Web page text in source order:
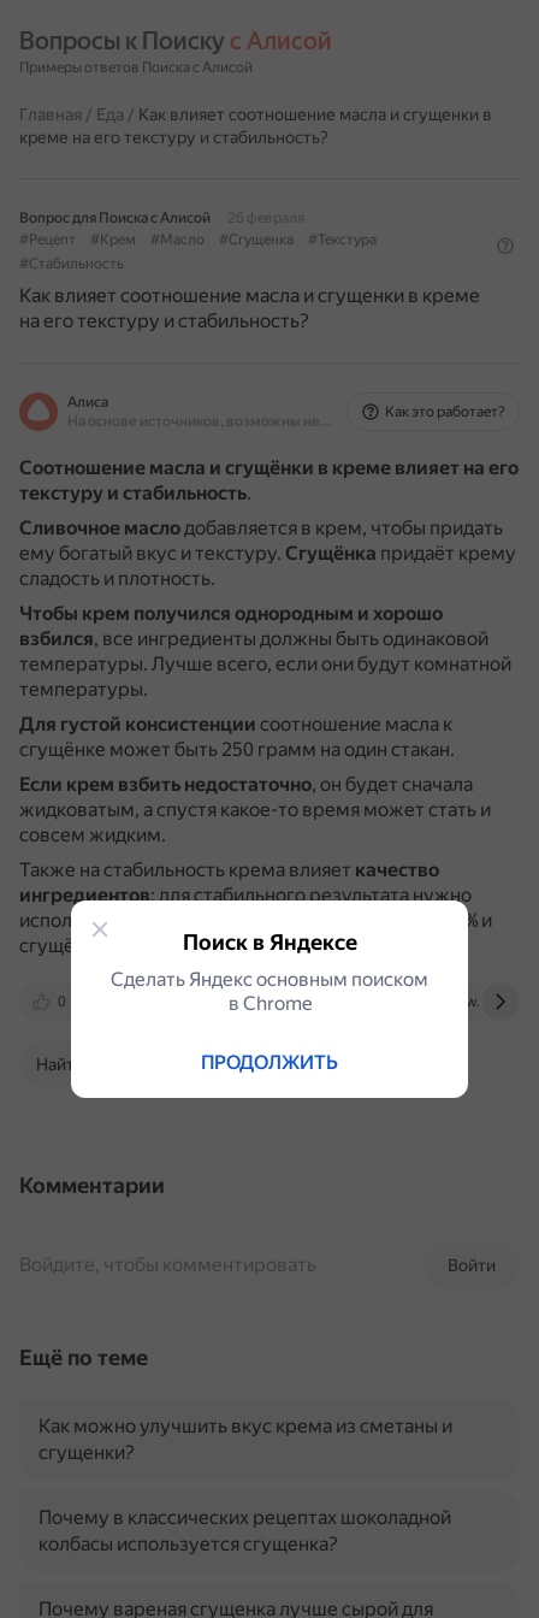
Вопросы к Поиску с Алисой
Примеры ответов Поиска с Алисой
Главная / Еда / Как влияет соотношение масла и сгущенки в
креме на его текстуру и стабильность?
Вопрос для Поиска с Алисой
26 февраля
#Рецепт
#Крем #Масло #Сгущенка
#Текстура
#Стабильность
Как влияет соотношение масла и сгущенки в креме
на его текстуру и стабильность?
Алиса
На основе источников, возможны неточности
Как это работает?
Соотношение масла и сгущёнки в креме влияет на его
текстуру и стабильность.
Сливочное маслодобавляется в крем, чтобы придать
ему богатый вкус и текстуру. Сгущёнка придаёт крему
сладость и плотность.
Чтобы крем получился однородным и хорошо
взбился, все ингредиенты должны быть одинаковой
температуры. Лучше всего, если они будут комнатной
температуры.
Для густой консистенции соотношение масла к
сгущёнке может быть 250 грамм на один стакан.
Если крем взбить недостаточно, он будет сначала
жидковатым, а спустя какое-то время может стать и
совсем жидким.
Также на стабильность крема влияет качество
ингредиентов: для стабильного результата нужно
использовать сливочное масло жирностью 82–84% и
сгущёнку без добавок.
0 1000.menu www.nur.kz
Найти в Поиске
Комментарии
Войти
Войдите, чтобы комментировать
Ещё по теме
Как можно улучшить вкус крема из сметаны и
сгущенки?
Почему в классических рецептах шоколадной
колбасы используется сгущенка?
Почему вареная сгущенка лучше сырой для
Поиск в Яндексе
Сделать Яндекс основным поиском
в Сhrome
ПРОДОЛЖИТЬ